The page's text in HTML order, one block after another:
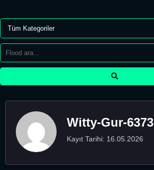
Witty-Gur-6373
Kayıt Tarihi: 16.05.2026